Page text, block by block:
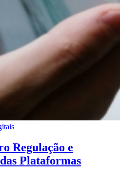
Regulação e
Plataformas